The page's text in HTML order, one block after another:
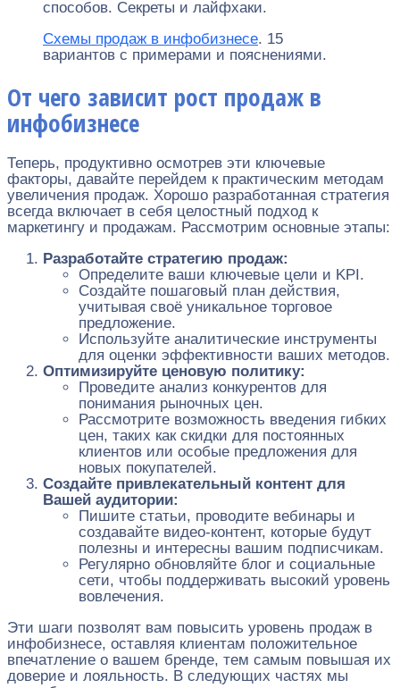
способов. Секреты и лайфхаки.
Схемы продаж в инфобизнесе. 15
вариантов с примерами и пояснениями.
От чего зависит рост продаж в
инфобизнесе
Теперь, продуктивно осмотрев эти ключевые
факторы, давайте перейдем к практическим методам
увеличения продаж. Хорошо разработанная стратегия
всегда включает в себя целостный подход к
маркетингу и продажам. Рассмотрим основные этапы:
Разработайте стратегию продаж:
Определите ваши ключевые цели и KPI.
Создайте пошаговый план действия,
учитывая своё уникальное торговое
предложение.
Используйте аналитические инструменты
для оценки эффективности ваших методов.
Оптимизируйте ценовую политику:
Проведите анализ конкурентов для
понимания рыночных цен.
Рассмотрите возможность введения гибких
цен, таких как скидки для постоянных
клиентов или особые предложения для
новых покупателей.
Создайте привлекательный контент для
Вашей аудитории:
Пишите статьи, проводите вебинары и
создавайте видео-контент, которые будут
полезны и интересны вашим подписчикам.
Регулярно обновляйте блог и социальные
сети, чтобы поддерживать высокий уровень
вовлечения.
Эти шаги позволят вам повысить уровень продаж в
инфобизнесе, оставляя клиентам положительное
впечатление о вашем бренде, тем самым повышая их
доверие и лояльность. В следующих частях мы